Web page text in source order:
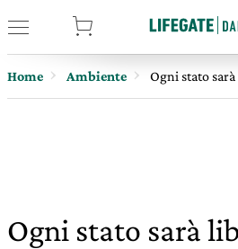
Home Ambiente Ogni stato
Ogni stato sarà